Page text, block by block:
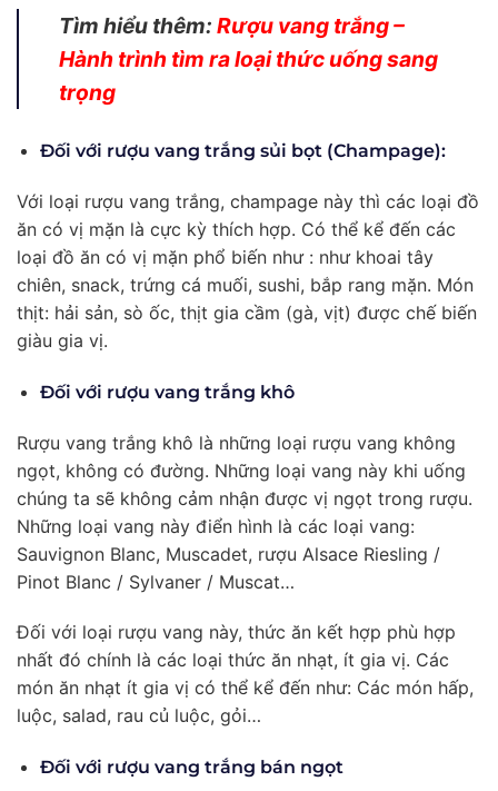
Tìm hiểu thêm: Rượu vang trắng –
Hành trình tìm ra loại thức uống sang
trọng
Đối với rượu vang trắng sủi bọt (Champage):
Với loại rượu vang trắng, champage này thì các loại đồ
ăn có vị mặn là cực kỳ thích hợp. Có thể kể đến các
loại đồ ăn có vị mặn phổ biến như : như khoai tây
chiên, snack, trứng cá muối, sushi, bắp rang mặn. Món
thịt: hải sản, sò ốc, thịt gia cầm (gà, vịt) được chế biến
giàu gia vị.
Đối với rượu vang trắng khô
Rượu vang trắng khô là những loại rượu vang không
ngọt, không có đường. Những loại vang này khi uống
chúng ta sẽ không cảm nhận được vị ngọt trong rượu.
Những loại vang này điển hình là các loại vang:
Sauvignon Blanc, Muscadet, rượu Alsace Riesling /
Pinot Blanc / Sylvaner / Muscat…
Đối với loại rượu vang này, thức ăn kết hợp phù hợp
nhất đó chính là các loại thức ăn nhạt, ít gia vị. Các
món ăn nhạt ít gia vị có thể kể đến như: Các món hấp,
luộc, salad, rau củ luộc, gỏi…
Đối với rượu vang trắng bán ngọt